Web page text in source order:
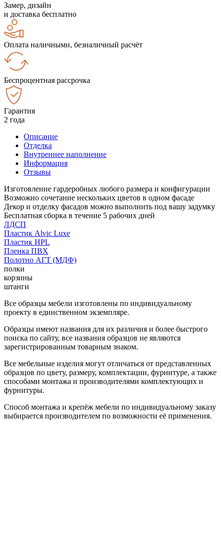
Замер, дизайн
и доставка бесплатно
Оплата наличными, безналичный расчёт
Беспроцентная рассрочка
Гарантия
2 года
Описание
Отделка
Внутреннее наполнение
Информация
Отзывы
Изготовление гардеробных любого размера и конфигурации
Возможно сочетание нескольких цветов в одном фасаде
Декор и отделку фасадов можно выполнить под вашу задумку
Бесплатная сборка в течение 5 рабочих дней
ЛДСП
Пластик Alvic Luxe
Пластик HPL
Пленка ПВХ
Полотно АГТ (МДФ)
полки
корзины
штанги
Все образцы мебели изготовлены по индивидуальному
проекту в единственном экземпляре.
Образцы имеют названия для их различия и более быстрого
поиска по сайту, все названия образцов не являются
зарегистрированным товарным знаком.
Все мебельные изделия могут отличаться от представленных
образцов по цвету, размеру, комплектации, фурнитуре, а также
способами монтажа и производителями комплектующих и
фурнитуры.
Способ монтажа и крепёж мебели по индивидуальному заказу
выбирается производителем по возможности её применения.